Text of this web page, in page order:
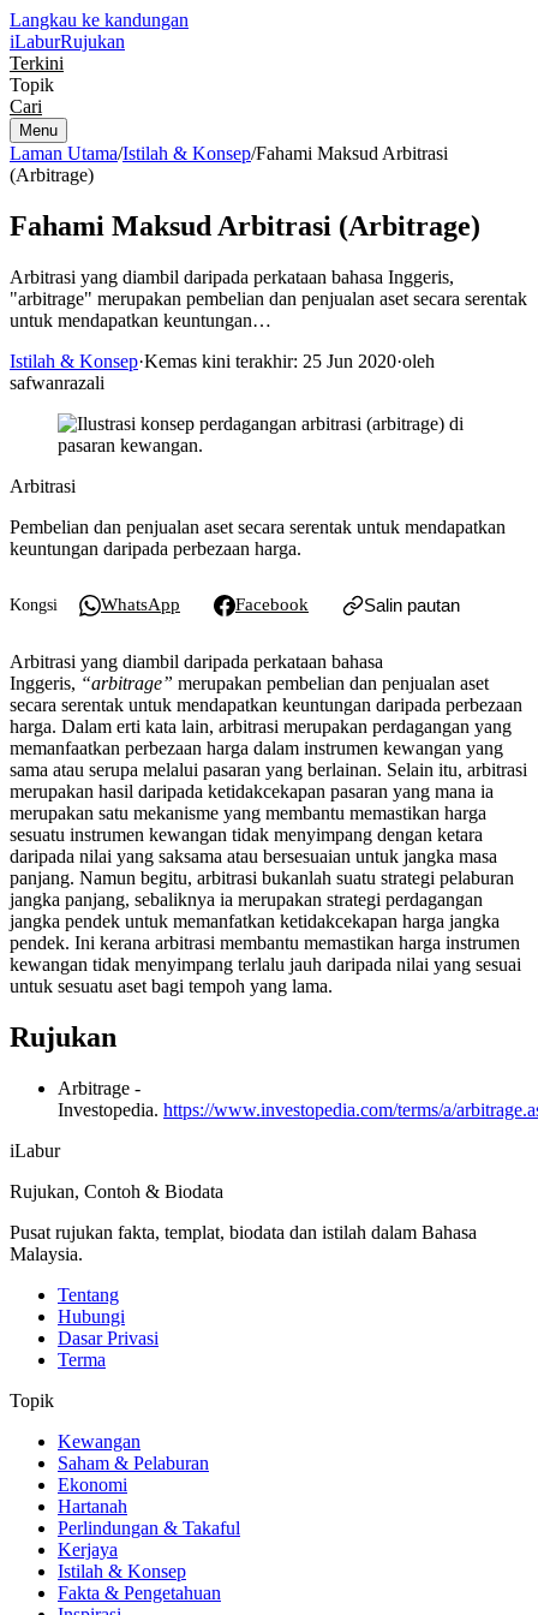
Langkau ke kandungan
iLaburRujukan
Terkini
Topik
Cari
Menu
Laman Utama/Istilah & Konsep/Fahami Maksud Arbitrasi
(Arbitrage)
Fahami Maksud Arbitrasi (Arbitrage)
Arbitrasi yang diambil daripada perkataan bahasa Inggeris,
"arbitrage" merupakan pembelian dan penjualan aset secara serentak
untuk mendapatkan keuntungan…
Istilah & Konsep·Kemas kini terakhir: 25 Jun 2020·oleh
safwanrazali
Arbitrasi
Pembelian dan penjualan aset secara serentak untuk mendapatkan
keuntungan daripada perbezaan harga.
Kongsi WhatsApp Facebook Salin pautan
Arbitrasi yang diambil daripada perkataan bahasa
Inggeris, “arbitrage” merupakan pembelian dan penjualan aset
secara serentak untuk mendapatkan keuntungan daripada perbezaan
harga. Dalam erti kata lain, arbitrasi merupakan perdagangan yang
memanfaatkan perbezaan harga dalam instrumen kewangan yang
sama atau serupa melalui pasaran yang berlainan. Selain itu, arbitrasi
merupakan hasil daripada ketidakcekapan pasaran yang mana ia
merupakan satu mekanisme yang membantu memastikan harga
sesuatu instrumen kewangan tidak menyimpang dengan ketara
daripada nilai yang saksama atau bersesuaian untuk jangka masa
panjang. Namun begitu, arbitrasi bukanlah suatu strategi pelaburan
jangka panjang, sebaliknya ia merupakan strategi perdagangan
jangka pendek untuk memanfatkan ketidakcekapan harga jangka
pendek. Ini kerana arbitrasi membantu memastikan harga instrumen
kewangan tidak menyimpang terlalu jauh daripada nilai yang sesuai
untuk sesuatu aset bagi tempoh yang lama.
Rujukan
Arbitrage -
Investopedia. https://www.investopedia.com/terms/a/
iLabur
Rujukan, Contoh & Biodata
Pusat rujukan fakta, templat, biodata dan istilah dalam Bahasa
Malaysia.
Tentang
Hubungi
Dasar Privasi
Terma
Topik
Kewangan
Saham & Pelaburan
Ekonomi
Hartanah
Perlindungan & Takaful
Kerjaya
Istilah & Konsep
Fakta & Pengetahuan